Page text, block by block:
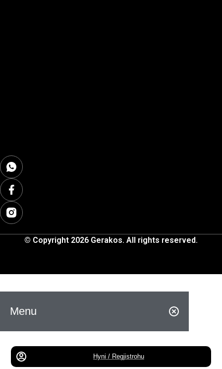
© Copyright 2026 Gerakos. All rights reserved.
Menu
Hyni / Regjistrohu